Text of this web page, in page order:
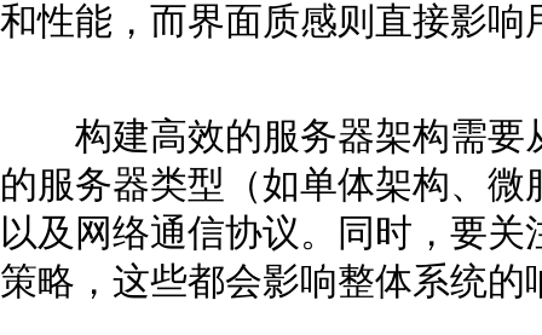
和性能，而界面质感则直接影响
构建高效的服务器架构需要
的服务器类型（如单体架构、微
以及网络通信协议。同时，要
策略，这些都会影响整体系统的